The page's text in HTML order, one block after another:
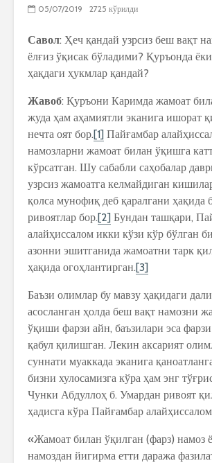
05/07/2019 2725 кўрилди
Савол: Ҳеч қандай узрсиз беш вақт
ёлғиз ўқисак бўладими? Қуръонда
ҳақдаги ҳукмлар қандай?
Жавоб: Қуръони Каримда жамоат
жуда ҳам аҳамиятли эканига ишорат
нечта оят бор.[1] Пайғамбар
намозларни жамоат билан ўқишга
кўрсатган. Шу сабабли саҳобалар
узрсиз жамоатга келмайдиган
қолса мунофиқ деб қаралгани ҳақида
ривоятлар бор.[2] Бундан ташқари,
алайҳиссалом икки кўзи кўр бўлган
азонни эшитганида жамоатни тарк
ҳақида огоҳлантирган.[3]
Баъзи олимлар бу мавзу ҳақидаги
асосланган ҳолда беш вақт намозни
ўқиши фарзи айн, баъзилари эса
қабул қилишган. Лекин аксарият
суннати муаккада эканига
бизни хулосамизга кўра ҳам энг
Чунки Абдуллоҳ б. Умардан ривоят
ҳадисга кўра Пайғамбар
«Жамоат билан ўқилган (фарз) намоз
намоздан йигирма етти даража